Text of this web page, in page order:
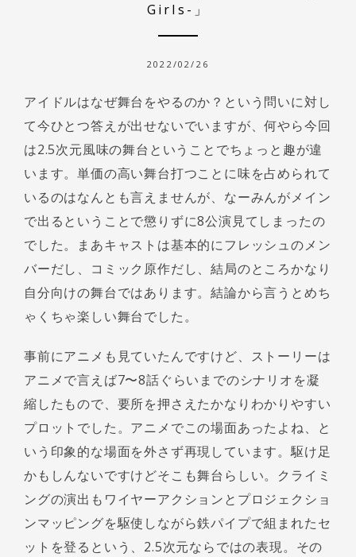
Girls-」
2022/02/26
アイドルはなぜ舞台をやるのか？という問いに対し
て今ひとつ答えが出せないでいますが、何やら今回
は2.5次元風味の舞台ということでちょっと趣が違
います。単価の高い舞台打つことに味を占められて
いるのはなんとも言えませんが、なーみんがメイン
で出るということで懲りずに8公演見てしまったの
でした。まあキャストは基本的にフレッシュのメン
バーだし、コミック原作だし、結局のところかなり
自分向けの舞台ではあります。結論から言うとめち
ゃくちゃ楽しい舞台でした。
事前にアニメも見ていたんですけど、ストーリーは
アニメで言えば7〜8話ぐらいまでのシナリオを凝
縮したもので、要所を押さえたかなりわかりやすい
プロットでした。アニメでこの場面あったよね、と
いう印象的な場面を外さず再現しています。駆け足
かもしんないですけどそこも舞台らしい。クライミ
ングの演出もワイヤーアクションとプロジェクショ
ンマッピングを駆使しながら鉄パイプで組まれたセ
ットを登るという、2.5次元ならではの表現。その